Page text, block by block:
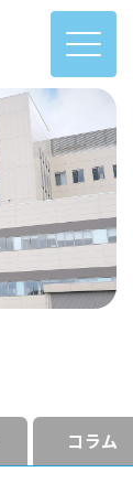
コラム